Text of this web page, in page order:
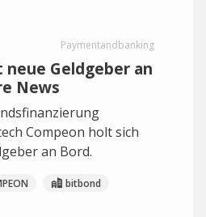
Paymentandbanking
neue Geldgeber an
News
Compeon holt sich
an Bord.
bitbond